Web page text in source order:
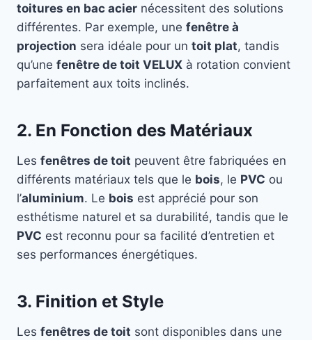
toitures en bac acier nécessitent des solutions
différentes. Par exemple, une fenêtre à
projection sera idéale pour un toit plat, tandis
qu’une fenêtre de toit VELUX à rotation convient
parfaitement aux toits inclinés.
2. En Fonction des Matériaux
Les fenêtres de toit peuvent être fabriquées en
différents matériaux tels que le bois, le PVC ou
l’aluminium. Le bois est apprécié pour son
esthétisme naturel et sa durabilité, tandis que le
PVC est reconnu pour sa facilité d’entretien et
ses performances énergétiques.
3. Finition et Style
Les fenêtres de toit sont disponibles dans une